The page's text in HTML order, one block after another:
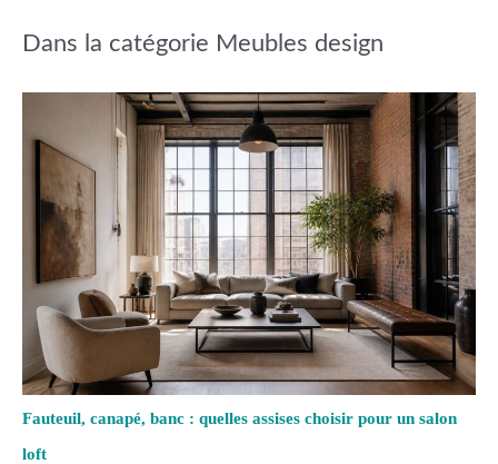
Dans la catégorie Meubles design
Fauteuil, canapé, banc : quelles assises choisir pour un salon
loft